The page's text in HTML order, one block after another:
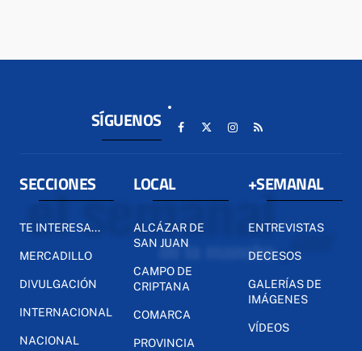
SÍGUENOS
SECCIONES
TE INTERESA...
MERCADILLO
DIVULGACIÓN
INTERNACIONAL
NACIONAL
LOCAL
ALCÁZAR DE
SAN JUAN
CAMPO DE
CRIPTANA
COMARCA
PROVINCIA
+SEMANAL
ENTREVISTAS
DECESOS
GALERÍAS DE
IMÁGENES
VÍDEOS